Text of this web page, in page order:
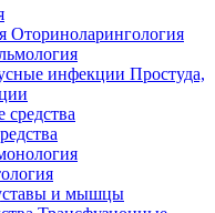
Оториноларингология
Простуда,
и мышцы